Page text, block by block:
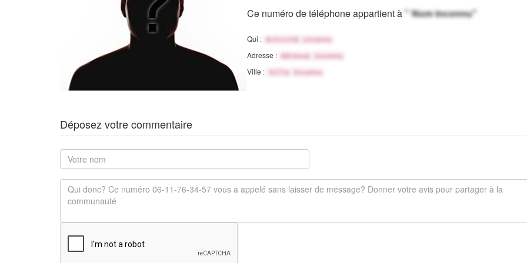
Ce numéro de téléphone appartient à" Nom inconnu"
Qui : Activité inconnu
Adresse : Adresse inconnu
Ville : Ville Inconnu
Déposez votre commentaire